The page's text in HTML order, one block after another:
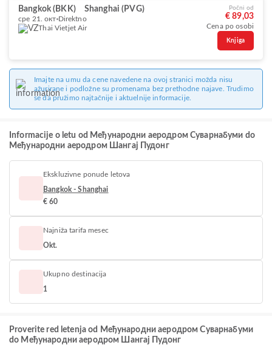
Bangkok (BKK) Shanghai (PVG)
сре 21. окт Direktno
Thai Vietjet Air
Počni od
€ 89,03
Cena po osobi
Knjiga
Imajte na umu da cene navedene na ovoj stranici možda nisu
ažurirane i podložne su promenama bez prethodne najave. Trudimo
se da pružimo najtačnije i aktuelnije informacije.
Informacije o letu od Међународни аеродром Суварнабуми do
Међународни аеродром Шангај Пудонг
Ekskluzivne ponude letova
Bangkok - Shanghai
€ 60
Najniža tarifa mesec
Okt.
Ukupno destinacija
1
Proverite red letenja od Међународни аеродром Суварнабуми
do Међународни аеродром Шангај Пудонг